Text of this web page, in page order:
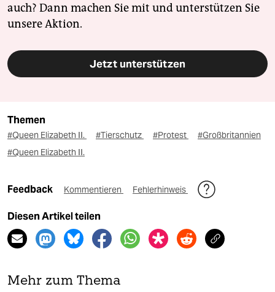
auch? Dann machen Sie mit und unterstützen Sie
unsere Aktion.
Jetzt unterstützen
Themen
#Queen Elizabeth II. #Tierschutz #Protest
#Großbritannien
#Queen Elizabeth II.
Feedback Kommentieren Fehlerhinweis
Diesen Artikel teilen
Mehr zum Thema